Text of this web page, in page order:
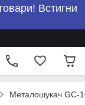
Встигни
Металошукач GC-